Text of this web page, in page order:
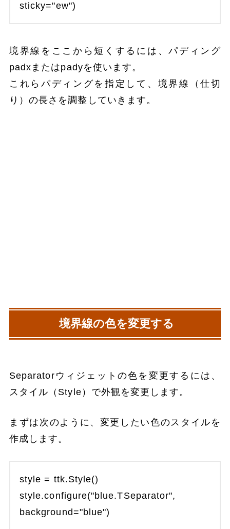
sticky="ew")
境界線をここから短くするには、パディング
padxまたはpadyを使います。
これらパディングを指定して、境界線（仕切
り）の長さを調整していきます。
境界線の色を変更する
Separatorウィジェットの色を変更するには、
スタイル（Style）で外観を変更します。
まずは次のように、変更したい色のスタイルを
作成します。
style = ttk.Style()
style.configure("blue.TSeparator",
background="blue")